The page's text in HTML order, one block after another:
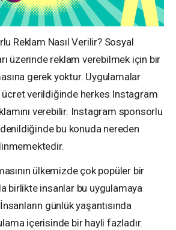
Reklam Nasıl Verilir? Sosyal
üzerinde reklam verebilmek için bir
gerek yoktur. Uygulamalar
ücret verildiğinde herkes Instagram
verebilir. Instagram sponsorlu
bu konuda nereden
ülkemizde çok popüler bir
birlikte insanlar bu uygulamaya
günlük yaşantısında
içerisinde bir hayli fazladır.